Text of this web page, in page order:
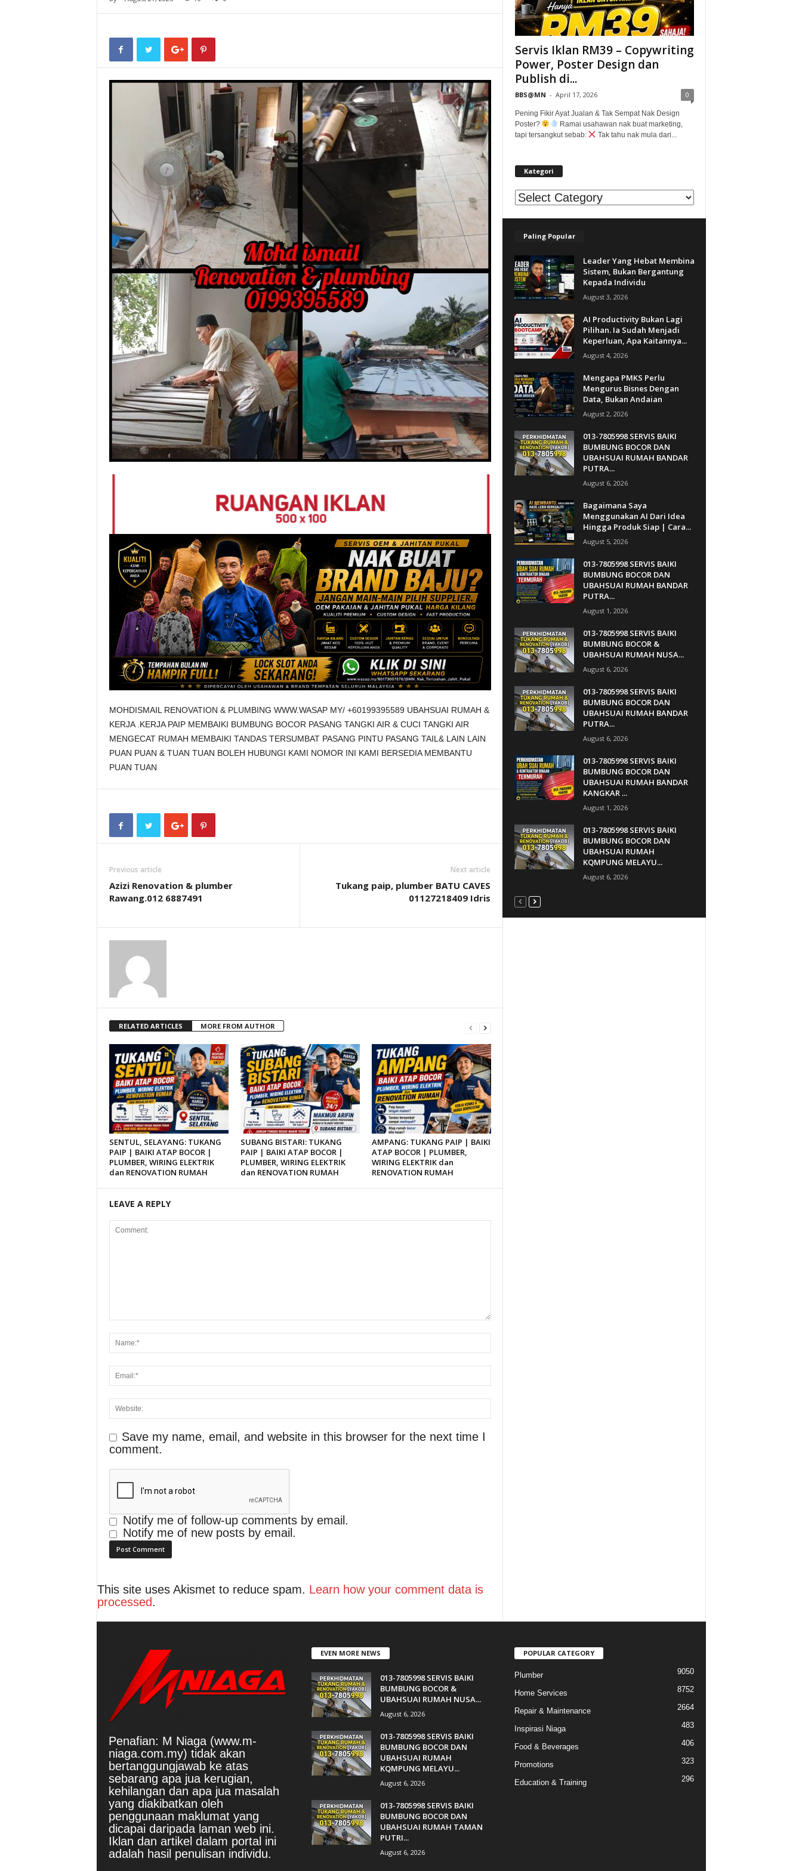
MOHDISMAIL RENOVATION & PLUMBING WWW.WASAP MY/ +60199395589 UBAHSUAI RUMAH &
KERJA .KERJA PAIP MEMBAIKI BUMBUNG BOCOR PASANG TANGKI AIR & CUCI TANGKI AIR
MENGECAT RUMAH MEMBAIKI TANDAS TERSUMBAT PASANG PINTU PASANG TAIL& LAIN LAIN
PUAN PUAN & TUAN TUAN BOLEH HUBUNGI KAMI NOMOR INI KAMI BERSEDIA MEMBANTU
PUAN TUAN
Previous article
Azizi Renovation & plumber
Rawang.012 6887491
Next article
Tukang paip, plumber BATU CAVES
01127218409 Idris
RELATED ARTICLES MORE FROM AUTHOR
SENTUL, SELAYANG: TUKANG
PAIP | BAIKI ATAP BOCOR |
PLUMBER, WIRING ELEKTRIK
dan RENOVATION RUMAH
SUBANG BISTARI: TUKANG
PAIP | BAIKI ATAP BOCOR |
PLUMBER, WIRING ELEKTRIK
dan RENOVATION RUMAH
AMPANG: TUKANG PAIP | BAIKI
ATAP BOCOR | PLUMBER,
WIRING ELEKTRIK dan
RENOVATION RUMAH
LEAVE A REPLY
Save my name, email, and website in this browser for the next time I
comment.
Notify me of follow-up comments by email.
Notify me of new posts by email.
This site uses Akismet to reduce spam. Learn how your comment data is
processed.
Servis Iklan RM39 – Copywriting
Power, Poster Design dan
Publish di...
BBS@MN - April 17, 2026 0
Pening Fikir Ayat Jualan & Tak Sempat Nak Design
Poster?
Ramai usahawan nak buat marketing,
tapi tersangkut sebab:
Tak tahu nak mula dari...
Kategori
Kategori
Paling Popular
Leader Yang Hebat Membina
Sistem, Bukan Bergantung
Kepada Individu
August 3, 2026
AI Productivity Bukan Lagi
Pilihan. Ia Sudah Menjadi
Keperluan, Apa Kaitannya...
August 4, 2026
Mengapa PMKS Perlu
Mengurus Bisnes Dengan
Data, Bukan Andaian
August 2, 2026
013-7805998 SERVIS BAIKI
BUMBUNG BOCOR DAN
UBAHSUAI RUMAH BANDAR
PUTRA...
August 6, 2026
Bagaimana Saya
Menggunakan AI Dari Idea
Hingga Produk Siap | Cara...
August 5, 2026
013-7805998 SERVIS BAIKI
BUMBUNG BOCOR DAN
UBAHSUAI RUMAH BANDAR
PUTRA...
August 1, 2026
013-7805998 SERVIS BAIKI
BUMBUNG BOCOR &
UBAHSUAI RUMAH NUSA...
August 6, 2026
013-7805998 SERVIS BAIKI
BUMBUNG BOCOR DAN
UBAHSUAI RUMAH BANDAR
PUTRA...
August 6, 2026
013-7805998 SERVIS BAIKI
BUMBUNG BOCOR DAN
UBAHSUAI RUMAH BANDAR
KANGKAR ...
August 1, 2026
013-7805998 SERVIS BAIKI
BUMBUNG BOCOR DAN
UBAHSUAI RUMAH
KQMPUNG MELAYU...
August 6, 2026
Penafian: M Niaga (www.m-
niaga.com.my) tidak akan
bertanggungjawab ke atas
sebarang apa jua kerugian,
kehilangan dan apa jua masalah
yang diakibatkan oleh
penggunaan maklumat yang
dicapai daripada laman web ini.
Iklan dan artikel dalam portal ini
adalah hasil penulisan individu.
EVEN MORE NEWS
013-7805998 SERVIS BAIKI
BUMBUNG BOCOR &
UBAHSUAI RUMAH NUSA...
August 6, 2026
013-7805998 SERVIS BAIKI
BUMBUNG BOCOR DAN
UBAHSUAI RUMAH
KQMPUNG MELAYU...
August 6, 2026
013-7805998 SERVIS BAIKI
BUMBUNG BOCOR DAN
UBAHSUAI RUMAH TAMAN
PUTRI...
August 6, 2026
POPULAR CATEGORY
Plumber 9050
Home Services 8752
Repair & Maintenance 2664
Inspirasi Niaga 483
Food & Beverages 406
Promotions 323
Education & Training 296